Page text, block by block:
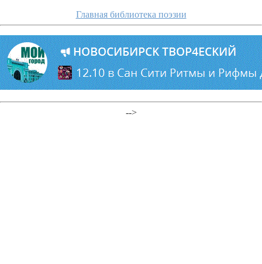
Главная библиотека поэзии
-->